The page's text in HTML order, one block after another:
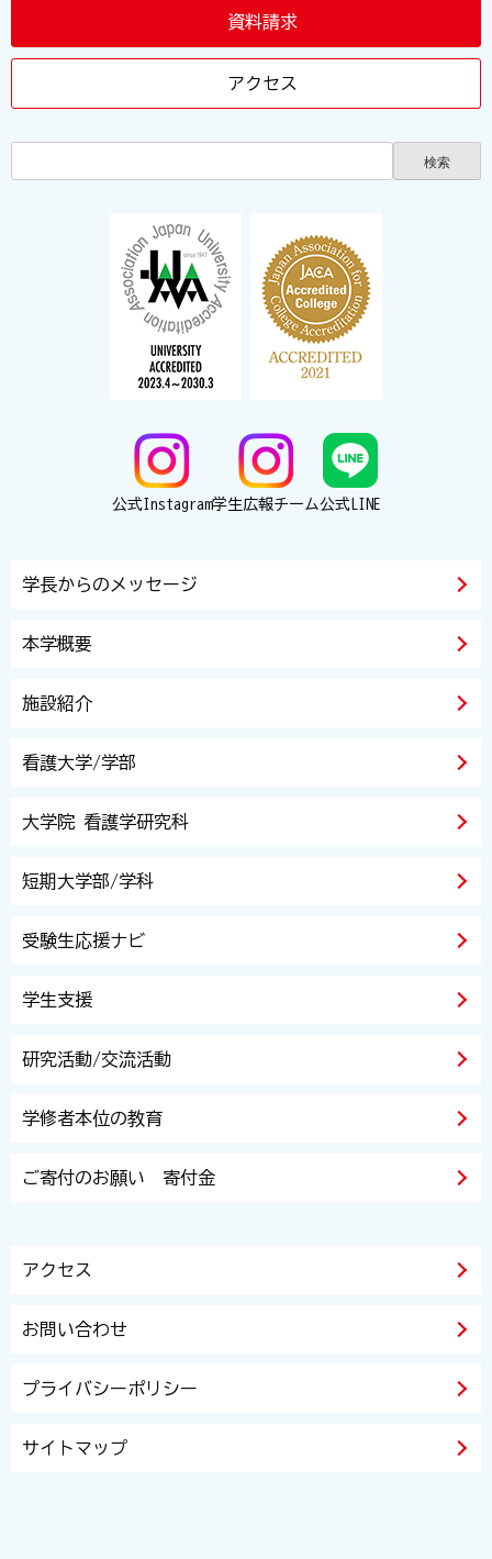
資料請求
アクセス
公式Instagram学生広報チーム公式LINE
学長からのメッセージ
本学概要
施設紹介
看護大学/学部
大学院 看護学研究科
短期大学部/学科
受験生応援ナビ
学生支援
研究活動/交流活動
学修者本位の教育
ご寄付のお願い 寄付金
アクセス
お問い合わせ
プライバシーポリシー
サイトマップ